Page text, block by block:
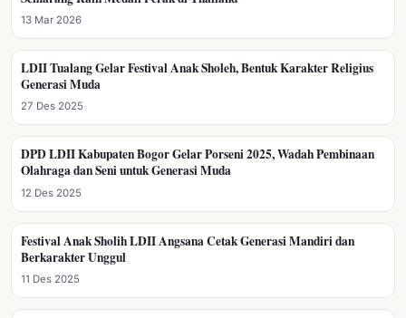
13 Mar 2026
KARAKTER LUHUR
LDII Tualang Gelar Festival Anak Sholeh, Bentuk Karakter Religius
Generasi Muda
27 Des 2025
KARAKTER LUHUR
DPD LDII Kabupaten Bogor Gelar Porseni 2025, Wadah Pembinaan
Olahraga dan Seni untuk Generasi Muda
12 Des 2025
KARAKTER LUHUR
Festival Anak Sholih LDII Angsana Cetak Generasi Mandiri dan
Berkarakter Unggul
11 Des 2025